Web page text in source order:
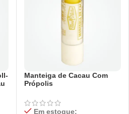
Manteiga de Cacau Com
Própolis
Em estoque: